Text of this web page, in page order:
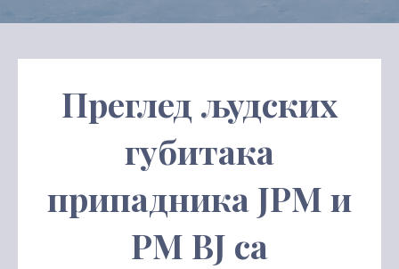
Преглед људских
губитака
припадника ЈРМ и
РМ ВЈ са